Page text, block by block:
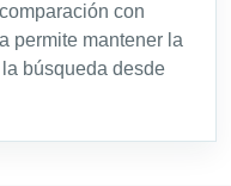
con
permite mantener la
búsqueda desde